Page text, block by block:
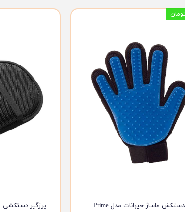
دستکش ماساژ حیوانات مدل Prime پرزگیر دستکشی